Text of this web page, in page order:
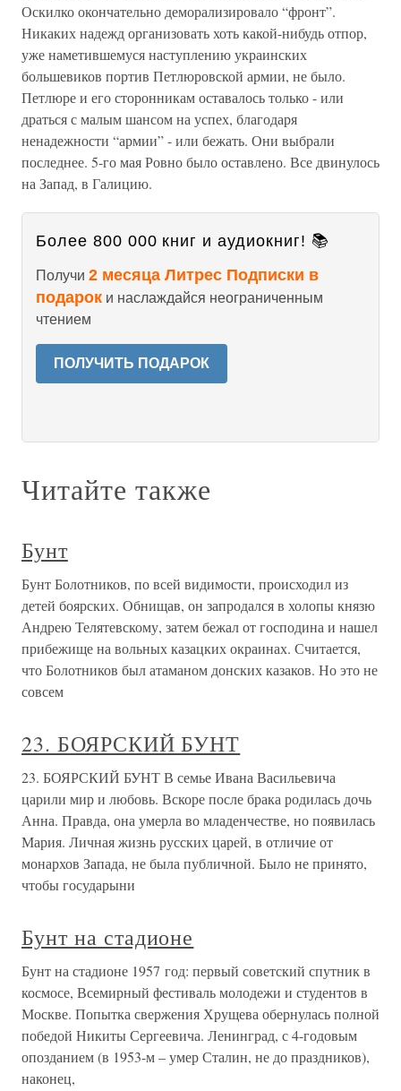
Оскилко окончательно деморализировало “фронт”.
Никаких надежд организовать хоть какой-нибудь отпор,
уже наметившемуся наступлению украинских
большевиков портив Петлюровской армии, не было.
Петлюре и его сторонникам оставалось только - или
драться с малым шансом на успех, благодаря
ненадежности “армии” - или бежать. Они выбрали
последнее. 5-го мая Ровно было оставлено. Все двинулось
на Запад, в Галицию.
Более 800 000 книг и аудиокниг! 📚
Получи 2 месяца Литрес Подписки в
подарок и наслаждайся неограниченным
чтением
ПОЛУЧИТЬ ПОДАРОК
Читайте также
Бунт
Бунт Болотников, по всей видимости, происходил из
детей боярских. Обнищав, он запродался в холопы князю
Андрею Телятевскому, затем бежал от господина и нашел
прибежище на вольных казацких окраинах. Считается,
что Болотников был атаманом донских казаков. Но это не
совсем
23. БОЯРСКИЙ БУНТ
23. БОЯРСКИЙ БУНТ В семье Ивана Васильевича
царили мир и любовь. Вскоре после брака родилась дочь
Анна. Правда, она умерла во младенчестве, но появилась
Мария. Личная жизнь русских царей, в отличие от
монархов Запада, не была публичной. Было не принято,
чтобы государыни
Бунт на стадионе
Бунт на стадионе 1957 год: первый советский спутник в
космосе, Всемирный фестиваль молодежи и студентов в
Москве. Попытка свержения Хрущева обернулась полной
победой Никиты Сергеевича. Ленинград, с 4-годовым
опозданием (в 1953-м – умер Сталин, не до праздников),
наконец,